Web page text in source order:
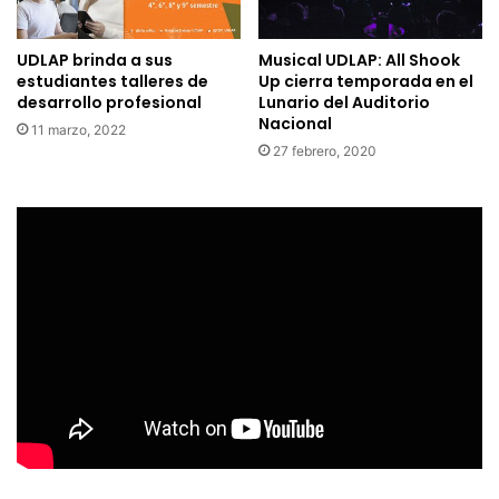
UDLAP brinda a sus
estudiantes talleres de
desarrollo profesional
11 marzo, 2022
Musical UDLAP: All Shook
Up cierra temporada en el
Lunario del Auditorio
Nacional
27 febrero, 2020